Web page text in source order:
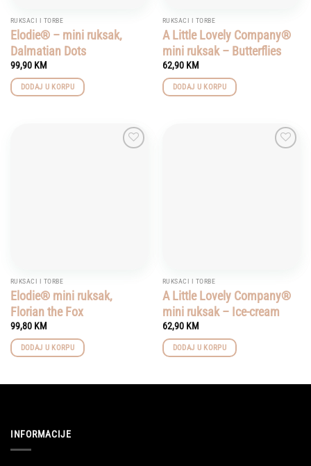
RUKSACI I TORBE
Elodie® – mini ruksak,
Dalmatian Dots
99,90 KM
DODAJ U KORPU
RUKSACI I TORBE
A Little Lovely Company®
mini ruksak – Butterflies
62,90 KM
DODAJ U KORPU
RUKSACI I TORBE
Elodie® mini ruksak,
Florian the Fox
99,80 KM
DODAJ U KORPU
RUKSACI I TORBE
A Little Lovely Company®
mini ruksak – Ice-cream
62,90 KM
DODAJ U KORPU
INFORMACIJE